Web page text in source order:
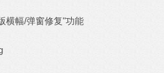
横幅/弹窗修复"功能